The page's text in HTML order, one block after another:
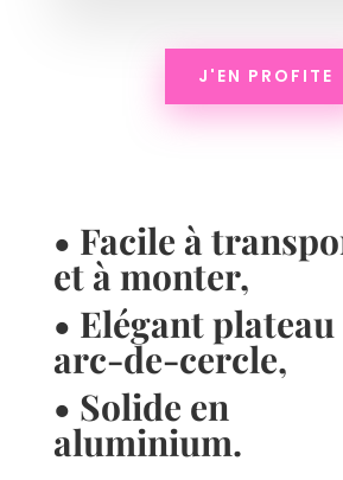
J'EN PROFITE
• Facile à
et à monter,
• Elégant plateau
arc-de-cercle,
• Solide en
aluminium.